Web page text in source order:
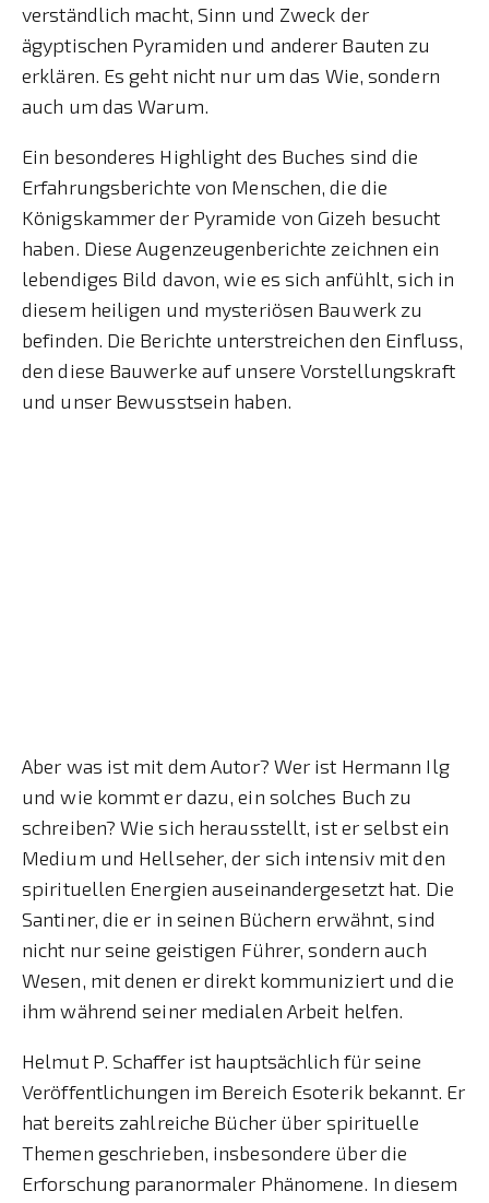
verständlich macht, Sinn und Zweck der
ägyptischen Pyramiden und anderer Bauten zu
erklären. Es geht nicht nur um das Wie, sondern
auch um das Warum.
Ein besonderes Highlight des Buches sind die
Erfahrungsberichte von Menschen, die die
Königskammer der Pyramide von Gizeh besucht
haben. Diese Augenzeugenberichte zeichnen ein
lebendiges Bild davon, wie es sich anfühlt, sich in
diesem heiligen und mysteriösen Bauwerk zu
befinden. Die Berichte unterstreichen den Einfluss,
den diese Bauwerke auf unsere Vorstellungskraft
und unser Bewusstsein haben.
Aber was ist mit dem Autor? Wer ist Hermann Ilg
und wie kommt er dazu, ein solches Buch zu
schreiben? Wie sich herausstellt, ist er selbst ein
Medium und Hellseher, der sich intensiv mit den
spirituellen Energien auseinandergesetzt hat. Die
Santiner, die er in seinen Büchern erwähnt, sind
nicht nur seine geistigen Führer, sondern auch
Wesen, mit denen er direkt kommuniziert und die
ihm während seiner medialen Arbeit helfen.
Helmut P. Schaffer ist hauptsächlich für seine
Veröffentlichungen im Bereich Esoterik bekannt. Er
hat bereits zahlreiche Bücher über spirituelle
Themen geschrieben, insbesondere über die
Erforschung paranormaler Phänomene. In diesem